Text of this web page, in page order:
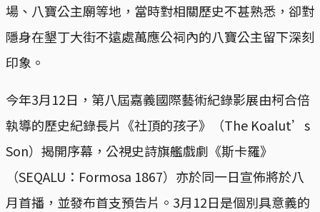
場、八寶公主廟等地，當時對相關歷史不甚熟悉，卻對
隱身在墾丁大街不遠處萬應公祠內的八寶公主留下深刻
印象。
今年3月12日，第八屆嘉義國際藝術紀錄影展由柯合倍
執導的歷史紀錄長片《社頂的孩子》（The Koalut’s
Son）揭開序幕，公視史詩旗艦戲劇《斯卡羅》
（SEQALU：Formosa 1867）亦於同一日宣佈將於八
月首播，並發布首支預告片。3月12日是個別具意義的